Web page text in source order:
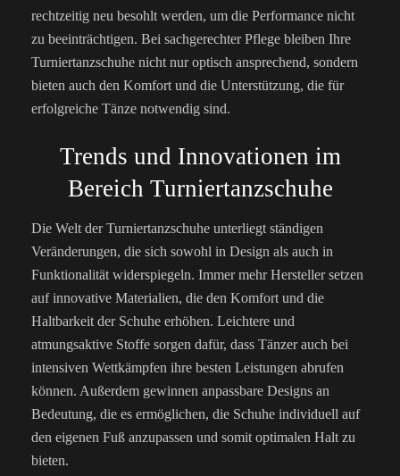
rechtzeitig neu besohlt werden, um die Performance nicht
zu beeinträchtigen. Bei sachgerechter Pflege bleiben Ihre
Turniertanzschuhe nicht nur optisch ansprechend, sondern
bieten auch den Komfort und die Unterstützung, die für
erfolgreiche Tänze notwendig sind.
Trends und Innovationen im
Bereich Turniertanzschuhe
Die Welt der Turniertanzschuhe unterliegt ständigen
Veränderungen, die sich sowohl in Design als auch in
Funktionalität widerspiegeln. Immer mehr Hersteller setzen
auf innovative Materialien, die den Komfort und die
Haltbarkeit der Schuhe erhöhen. Leichtere und
atmungsaktive Stoffe sorgen dafür, dass Tänzer auch bei
intensiven Wettkämpfen ihre besten Leistungen abrufen
können. Außerdem gewinnen anpassbare Designs an
Bedeutung, die es ermöglichen, die Schuhe individuell auf
den eigenen Fuß anzupassen und somit optimalen Halt zu
bieten.